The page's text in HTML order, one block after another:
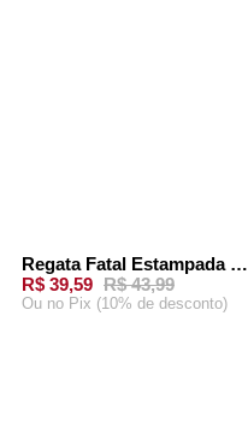
-10%Regata Fatal Estampada Marrom
R$ 39,59 R$ 43,99
Ou no Pix (10% de desconto)